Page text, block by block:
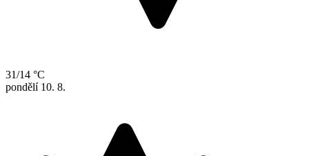
31/14 °C
pondělí 10. 8.